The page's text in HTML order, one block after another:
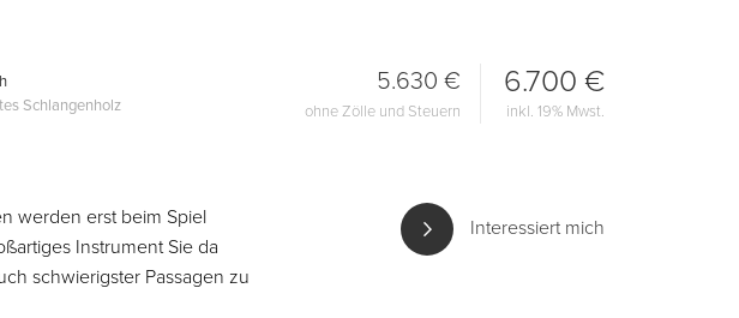
Schlangenholz
6.700 €
inkl. 19% Mwst.
5.630 €
ohne Zölle und Steuern
werden erst beim Spiel
Instrument Sie da
schwierigster Passagen zu
Interessiert mich